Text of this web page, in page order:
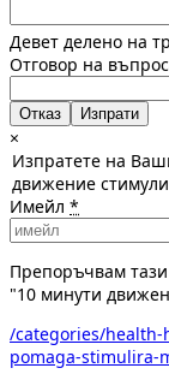
Девет делено на
Отговор на
Отказ
×
Изпратете на
движение
Имейл *
Препоръчвам
"10 минути
/categories/
pomaga-stimulira-